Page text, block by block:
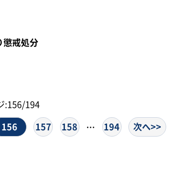
懲戒処分
:156/194
156 157 158 … 194 次へ>>